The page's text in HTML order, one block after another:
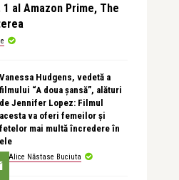
al Amazon Prime, The
Vanessa Hudgens, vedetă a
filmului “A doua șansă”, alături
de Jennifer Lopez: Filmul
acesta va oferi femeilor și
fetelor mai multă încredere în
ele
Alice Năstase Buciuta